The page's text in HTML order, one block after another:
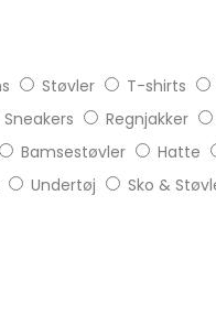
Støvler T-shirts
Sneakers Regnjakker
Bamsestøvler Hatte
Undertøj
Sko &